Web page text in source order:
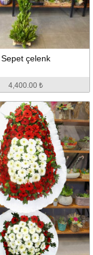
Sepet çelenk
4,400.00 ₺